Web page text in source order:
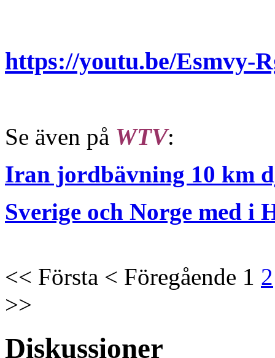
https://youtu.be/Esmvy-
Se även på WTV:
Iran jordbävning 10 km
Sverige och Norge med i
<< Första < Föregående 1 2
>>
Diskussioner